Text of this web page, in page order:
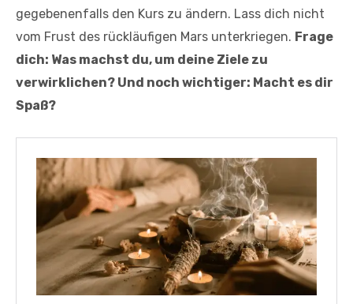
gegebenenfalls den Kurs zu ändern. Lass dich nicht
vom Frust des rückläufigen Mars unterkriegen. Frage
dich: Was machst du, um deine Ziele zu
verwirklichen? Und noch wichtiger: Macht es dir
Spaß?